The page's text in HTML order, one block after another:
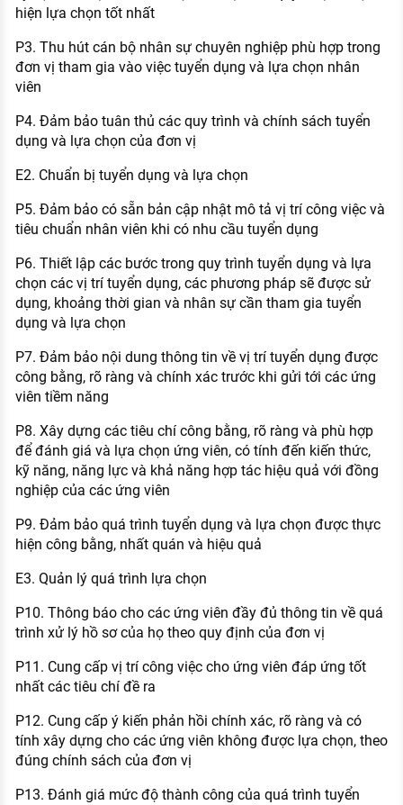
hiện lựa chọn tốt nhất
P3. Thu hút cán bộ nhân sự chuyên nghiệp phù hợp trong
đơn vị tham gia vào việc tuyển dụng và lựa chọn nhân
viên
P4. Đảm bảo tuân thủ các quy trình và chính sách tuyển
dụng và lựa chọn của đơn vị
E2. Chuẩn bị tuyển dụng và lựa chọn
P5. Đảm bảo có sẵn bản cập nhật mô tả vị trí công việc và
tiêu chuẩn nhân viên khi có nhu cầu tuyển dụng
P6. Thiết lập các bước trong quy trình tuyển dụng và lựa
chọn các vị trí tuyển dụng, các phương pháp sẽ được sử
dụng, khoảng thời gian và nhân sự cần tham gia tuyển
dụng và lựa chọn
P7. Đảm bảo nội dung thông tin về vị trí tuyển dụng được
công bằng, rõ ràng và chính xác trước khi gửi tới các ứng
viên tiềm năng
P8. Xây dựng các tiêu chí công bằng, rõ ràng và phù hợp
để đánh giá và lựa chọn ứng viên, có tính đến kiến thức,
kỹ năng, năng lực và khả năng hợp tác hiệu quả với đồng
nghiệp của các ứng viên
P9. Đảm bảo quá trình tuyển dụng và lựa chọn được thực
hiện công bằng, nhất quán và hiệu quả
E3. Quản lý quá trình lựa chọn
P10. Thông báo cho các ứng viên đầy đủ thông tin về quá
trình xử lý hồ sơ của họ theo quy định của đơn vị
P11. Cung cấp vị trí công việc cho ứng viên đáp ứng tốt
nhất các tiêu chí đề ra
P12. Cung cấp ý kiến phản hồi chính xác, rõ ràng và có
tính xây dựng cho các ứng viên không được lựa chọn, theo
đúng chính sách của đơn vị
P13. Đánh giá mức độ thành công của quá trình tuyển